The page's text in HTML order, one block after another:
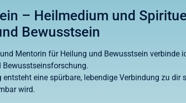
– Heilmedium und
Bewusstsein
Mentorin für Heilung und Bewusstsein verbinde
Bewusstseinsforschung.
entsteht eine spürbare, lebendige Verbindung zu dir
wird.